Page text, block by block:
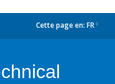
Cette page en: FR